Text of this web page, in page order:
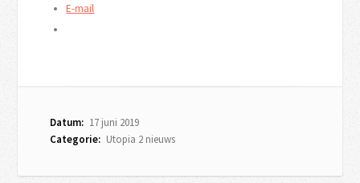
E-mail
Datum: 17 juni 2019
Categorie: Utopia 2 nieuws